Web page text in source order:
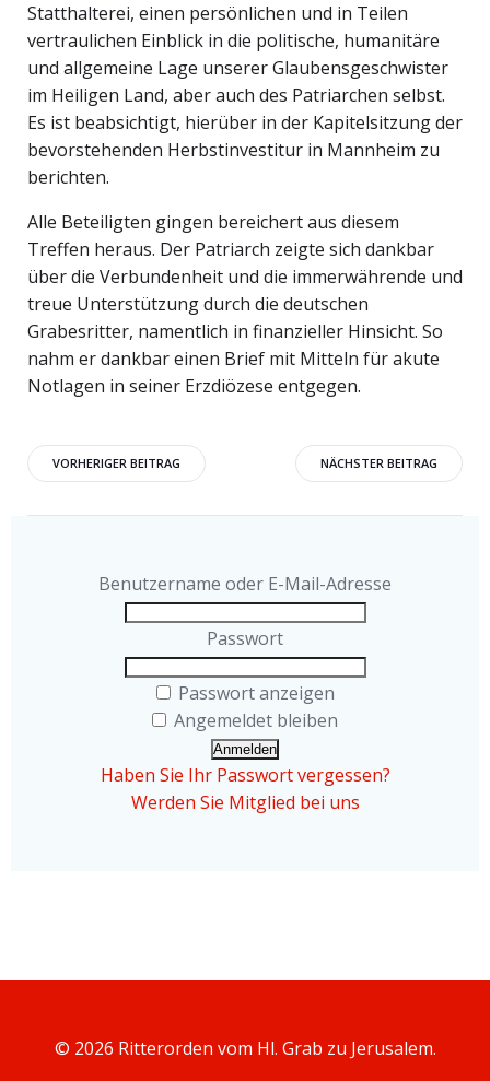
Statthalterei, einen persönlichen und in Teilen
vertraulichen Einblick in die politische, humanitäre
und allgemeine Lage unserer Glaubensgeschwister
im Heiligen Land, aber auch des Patriarchen selbst.
Es ist beabsichtigt, hierüber in der Kapitelsitzung der
bevorstehenden Herbstinvestitur in Mannheim zu
berichten.
Alle Beteiligten gingen bereichert aus diesem
Treffen heraus. Der Patriarch zeigte sich dankbar
über die Verbundenheit und die immerwährende und
treue Unterstützung durch die deutschen
Grabesritter, namentlich in finanzieller Hinsicht. So
nahm er dankbar einen Brief mit Mitteln für akute
Notlagen in seiner Erzdiözese entgegen.
Beitragsnavigation
VORHERIGER BEITRAG NÄCHSTER BEITRAG
Benutzername oder E-Mail-Adresse
Passwort
Passwort anzeigen
Angemeldet bleiben
Haben Sie Ihr Passwort vergessen?
Werden Sie Mitglied bei uns
© 2026 Ritterorden vom Hl. Grab zu Jerusalem.